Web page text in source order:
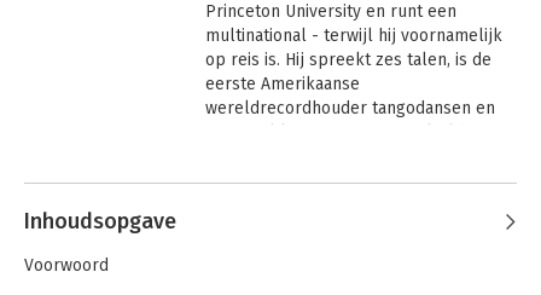
Princeton University en runt een
multinational - terwijl hij voornamelijk
op reis is. Hij spreekt zes talen, is de
eerste Amerikaanse
wereldrecordhouder tangodansen en
Andere boeken door Timothy
Ferriss
Inhoudsopgave
Voorwoord